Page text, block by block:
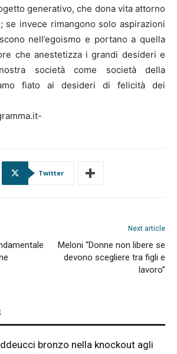
generativo, che dona vita attorno
se invece rimangono solo aspirazioni
nell’egoismo e portano a quella
che anestetizza i grandi desideri e
società come società della
fiato ai desideri di felicità dei
Twitter
Next article
Meloni “Donne non libere se
devono scegliere tra figli e
lavoro”
bronzo nella knockout agli